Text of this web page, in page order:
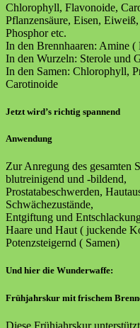
Chlorophyll, Flavonoide,
Pflanzensäure, Eisen,
Phosphor etc.
In den Brennhaaren: Amine (
In den Wurzeln: Sterole und
In den Samen: Chlorophyll,
Carotinoide
Jetzt wird’s richtig spannend
Anwendung
Zur Anregung des gesamten
blutreinigend und -bildend,
Prostatabeschwerden,
Schwächezustände,
Entgiftung und
Haare und Haut ( juckende
Potenzsteigernd ( Samen)
Und hier die Wunderwaffe:
Frühjahrskur mit frischem
Diese Frühjahrskur